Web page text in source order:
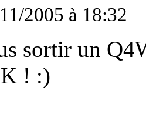
2005 à 18:32
sortir un
! :)